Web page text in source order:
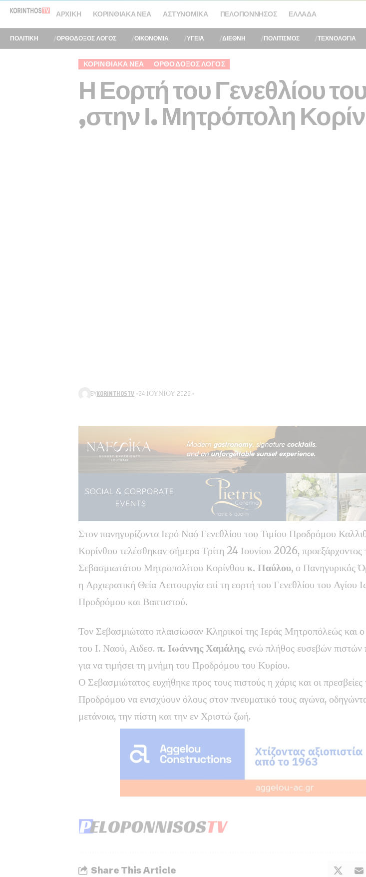
ΑΡΧΙΚΉ ΚΟΡΙΝΘΙΑΚΆ ΝΈΑ ΑΣΤΥΝΟΜΙΚΆ ΠΕΛΟΠΌΝΝΗΣΟΣ ΕΛΛΆΔΑ
ΠΟΛΙΤΙΚΗ ΟΡΘΟΔΟΞΟΣ ΛΟΓΟΣ ΟΙΚΟΝΟΜΙΑ ΥΓΕΙΑ ΔΙΕΘΝΗ ΠΟΛΙΤΙΣΜΟΣ ΤΕΧΝΟΛΟΓΙΑ
ΚΟΡΙΝΘΙΑΚΆ ΝΈΑ ΟΡΘΌΔΟΞΟΣ ΛΌΓΟΣ
Η Εορτή του Γενεθλίου
,στην Ι. Μητρόπολη
BYKORINTHOSTV 24 ΙΟΥΝΊΟΥ 2026
Στον πανηγυρίζοντα Ιερό Ναό Γενεθλίου του Τιμίου Προδρόμου
Κορίνθου τελέσθηκαν σήμερα Τρίτη 24 Ιουνίου 2026, προεξάρχοντος
Σεβασμιωτάτου Μητροπολίτου Κορίνθου κ. Παύλου, ο Πανηγυρικός
η Αρχιερατική Θεία Λειτουργία επί τη εορτή του Γενεθλίου του Αγίου
Προδρόμου και Βαπτιστού.
Τον Σεβασμιώτατο πλαισίωσαν Κληρικοί της Ιεράς Μητροπόλεώς και
του Ι. Ναού, Αιδεσ. π. Ιωάννης Χαμάλης, ενώ πλήθος ευσεβών πιστών
για να τιμήσει τη μνήμη του Προδρόμου του Κυρίου.
Ο Σεβασμιώτατος ευχήθηκε προς τους πιστούς η χάρις και οι πρεσβείες
Προδρόμου να ενισχύουν όλους στον πνευματικό τους αγώνα,
μετάνοια, την πίστη και την εν Χριστώ ζωή.
Share This Article